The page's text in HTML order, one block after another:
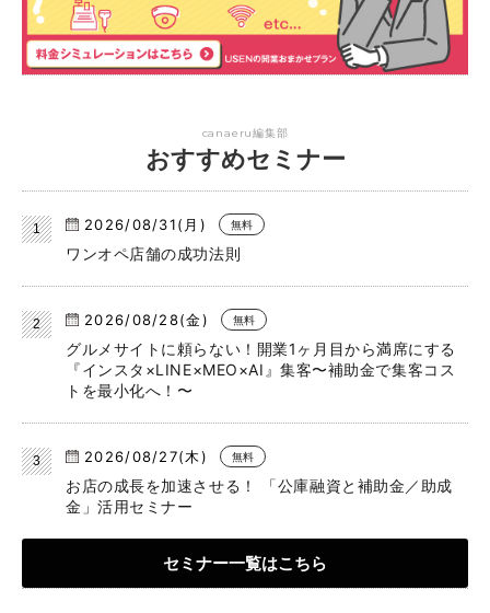
canaeru編集部
おすすめセミナー
2026/08/31(月) 無料
ワンオペ店舗の成功法則
2026/08/28(金) 無料
グルメサイトに頼らない！開業1ヶ月目から満席にする
『インスタ×LINE×MEO×AI』集客〜補助金で集客コス
トを最小化へ！〜
2026/08/27(木) 無料
お店の成長を加速させる！ 「公庫融資と補助金／助成
金」活用セミナー
セミナー一覧はこちら